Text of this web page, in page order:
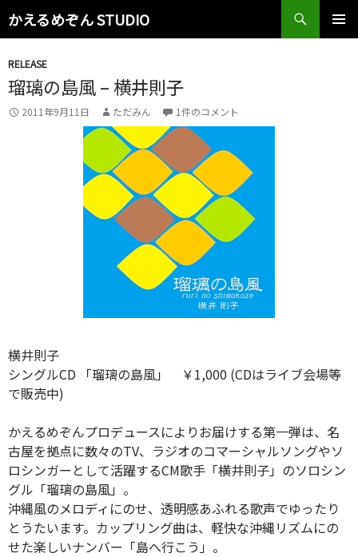
かえるめぞん STUDIO
検
索
テ
ン
ツ
へ
RELEASE
瑠璃の島風 – 横井則子
2011年9月11日 ただみん 1件のコメント
横井則子
シングルCD 「瑠璃の島風」 ￥1,000 (CDはライブ会場等
で販売中)
かえるめぞんプロデュースによりお届けする第一弾は、名
古屋を拠点に数々のTV、ラジオのコマーシャルソングやソ
ロシンガーとして活躍するCM歌手「横井則子」のソロシン
グル「瑠璃の島風」。
沖縄風のメロディにのせ、透明感あふれる歌声でゆったり
とうたいます。カップリング曲は、軽快な沖縄リズムにの
せた楽しいナンバー「島へ行こう」。